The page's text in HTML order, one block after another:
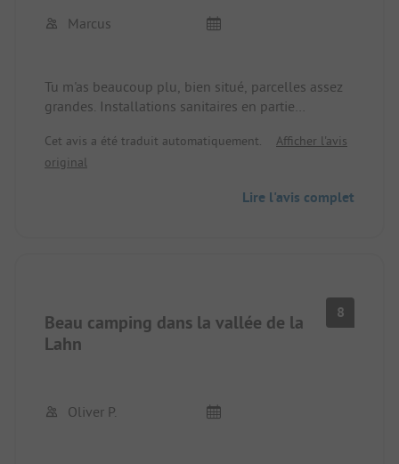
kiosque. Le service de pains est bon et ponctuel.
Le service wifi fonctionne super.
Nous recommandons le camping et nous
reviendrons sûrement.
Merci.
Marcus
Tu m'as beaucoup plu, bien situé, parcelles assez
grandes. Installations sanitaires en partie
enfants, il y a beaucoup d'espace pour jouer au
centre.
Cet avis a été traduit automatiquement.
Afficher l'avis
original
Lire l'avis complet
Beau camping dans la vallée de la
Lahn
8
Oliver P.